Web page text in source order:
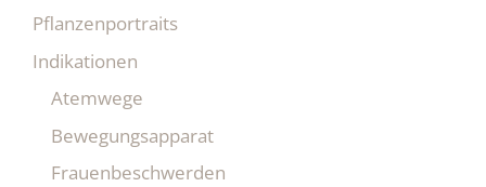
Pflanzenportraits
Indikationen
Atemwege
Bewegungsapparat
Frauenbeschwerden